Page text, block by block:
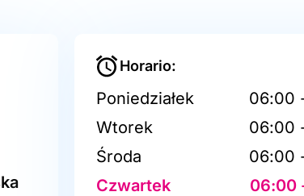
Horario:
Poniedziałek
06:00
Wtorek
06:00
Środa
06:00
Czwartek
06:00